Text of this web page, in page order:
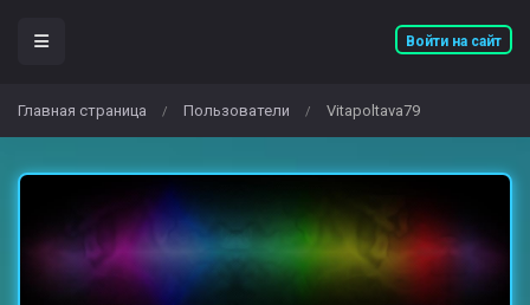
Войти на сайт
Главная страница / Пользователи / Vitapoltava79